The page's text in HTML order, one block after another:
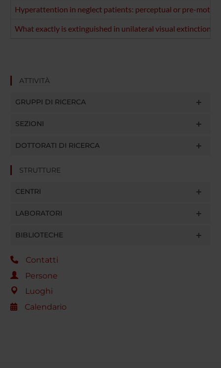
Hyperattention in neglect patients: perceptual or pre-motor
What exactly is extinguished in unilateral visual extinction?
ATTIVITÀ
GRUPPI DI RICERCA
SEZIONI
DOTTORATI DI RICERCA
STRUTTURE
CENTRI
LABORATORI
BIBLIOTECHE
Contatti
Persone
Luoghi
Calendario